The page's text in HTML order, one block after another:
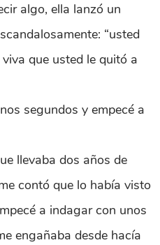
algo, ella lanzó un
“usted
que usted le quitó a
segundos y empecé a
llevaba dos años de
contó que lo había visto
a indagar con unos
engañaba desde hacía